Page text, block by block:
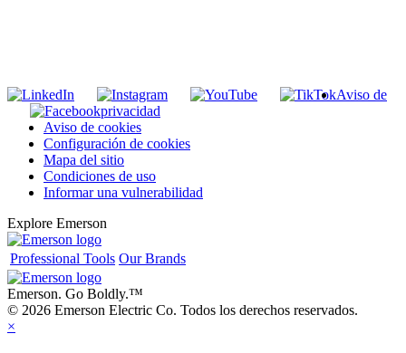
Aviso de
privacidad
Aviso de cookies
Configuración de cookies
Mapa del sitio
Condiciones de uso
Informar una vulnerabilidad
Explore Emerson
Professional Tools Our Brands
Emerson. Go Boldly.™
© 2026 Emerson Electric Co. Todos los derechos reservados.
×